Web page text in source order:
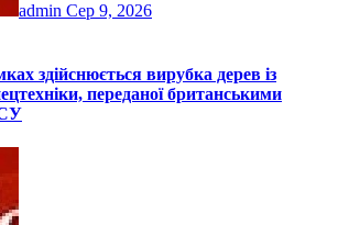
admin Сер 9, 2026
здійснюється вирубка дерев із
переданої британськими